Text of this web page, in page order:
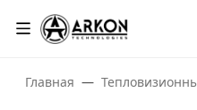
Главная